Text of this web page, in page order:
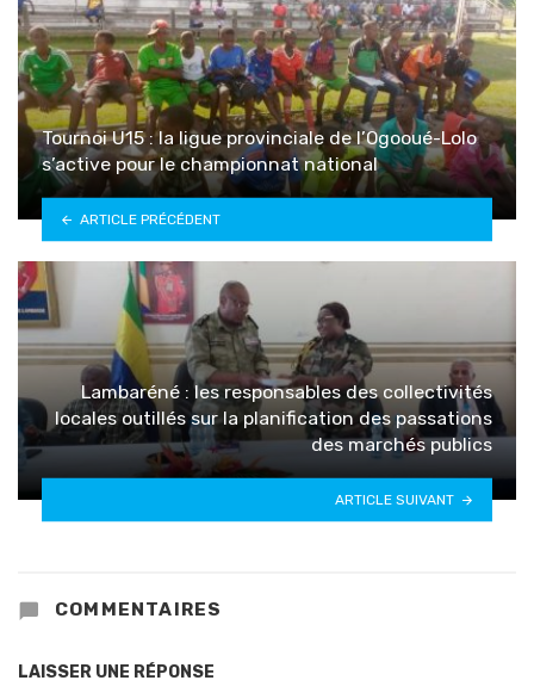
Tournoi U15 : la ligue provinciale de l’Ogooué-Lolo
s’active pour le championnat national
ARTICLE PRÉCÉDENT
Lambaréné : les responsables des collectivités
locales outillés sur la planification des passations
des marchés publics
ARTICLE SUIVANT
COMMENTAIRES
LAISSER UNE RÉPONSE